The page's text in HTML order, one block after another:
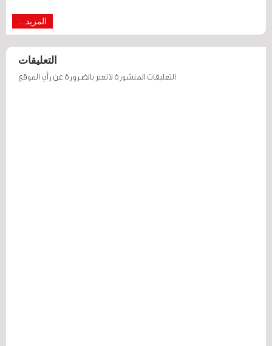
المزيد...
التعليقات
التعليقات المنشورة لا تعبر بالضرورة عن رأي الموقع